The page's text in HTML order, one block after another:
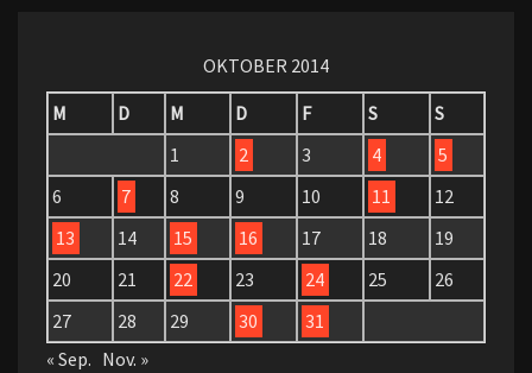
OKTOBER 2014
M
D M D F S
S
1
2 3 4
5
6
7 8 9 10 11
12
13
14 15 16 17 18
19
20
21 22 23 24 25
26
27
28 29 30
31
« Sep. Nov. »